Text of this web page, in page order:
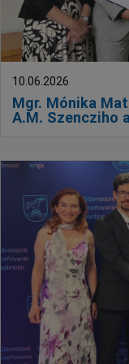
Mgr. Mónika
A.M. Szencziho
10.06.2026